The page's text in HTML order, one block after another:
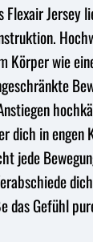
Flexair Jersey
Körper wie
dich in engen
jede
das Gefühl